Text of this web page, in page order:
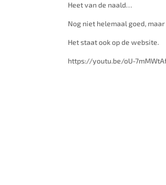
Heet van de naald…
Nog niet helemaal goed,
Het staat ook op de website.
https://youtu.be/oU-